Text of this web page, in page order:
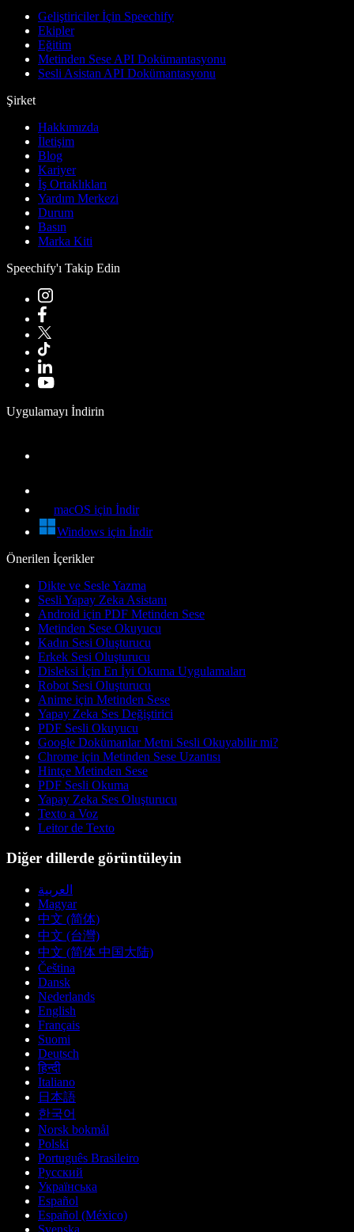
Geliştiriciler İçin Speechify
Ekipler
Eğitim
Metinden Sese API Dokümantasyonu
Sesli Asistan API Dokümantasyonu
Şirket
Hakkımızda
İletişim
Blog
Kariyer
İş Ortaklıkları
Yardım Merkezi
Durum
Basın
Marka Kiti
Speechify'ı Takip Edin
Uygulamayı İndirin
macOS için İndir
Windows için İndir
Önerilen İçerikler
Dikte ve Sesle Yazma
Sesli Yapay Zeka Asistanı
Android için PDF Metinden Sese
Metinden Sese Okuyucu
Kadın Sesi Oluşturucu
Erkek Sesi Oluşturucu
Disleksi İçin En İyi Okuma Uygulamaları
Robot Sesi Oluşturucu
Anime için Metinden Sese
Yapay Zeka Ses Değiştirici
PDF Sesli Okuyucu
Google Dokümanlar Metni Sesli Okuyabilir mi?
Chrome için Metinden Sese Uzantısı
Hintçe Metinden Sese
PDF Sesli Okuma
Yapay Zeka Ses Oluşturucu
Texto a Voz
Leitor de Texto
Diğer dillerde görüntüleyin
العربية
Magyar
中文 (简体)
中文 (台灣)
中文 (简体 中国大陆)
Čeština
Dansk
Nederlands
English
Français
Suomi
Deutsch
हिन्दी
Italiano
日本語
한국어
Norsk bokmål
Polski
Português Brasileiro
Русский
Українська
Español
Español (México)